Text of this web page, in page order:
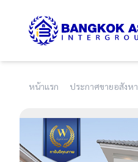
หน้าแรก ประกาศขายอสังหา